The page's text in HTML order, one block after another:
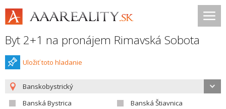
Byt 2+1 na pronájem Rimavská Sobota
Uložiť toto hladanie
Banskobystrický
Banská Bystrica
Banská Štiavnica